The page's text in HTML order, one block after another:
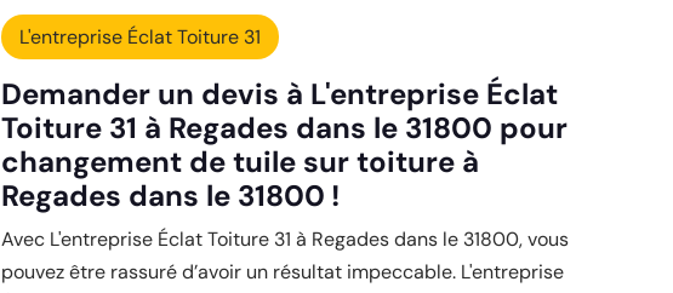
L'entreprise Éclat Toiture 31
Demander un devis à L'entreprise Éclat
Toiture 31 à Regades dans le 31800 pour
changement de tuile sur toiture à
Regades dans le 31800 !
Avec L'entreprise Éclat Toiture 31 à Regades dans le 31800, vous
pouvez être rassuré d’avoir un résultat impeccable. L'entreprise